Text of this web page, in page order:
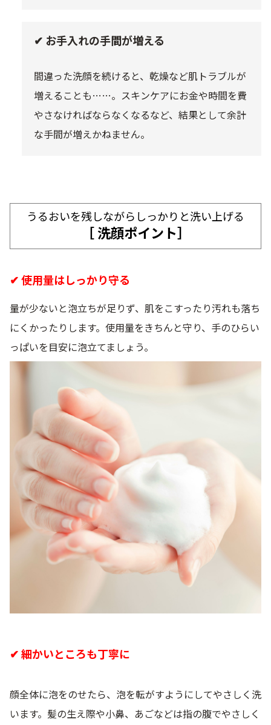
✔ お手入れの手間が増える
間違った洗顔を続けると、乾燥など肌トラブルが
増えることも……。スキンケアにお金や時間を費
やさなければならなくなるなど、結果として余計
な手間が増えかねません。
うるおいを残しながらしっかりと洗い上げる
［ 洗顔ポイント］
✔ 使用量はしっかり守る
量が少ないと泡立ちが足りず、肌をこすったり汚れも落ち
にくかったりします。使用量をきちんと守り、手のひらい
っぱいを目安に泡立てましょう。
✔ 細かいところも丁寧に
顔全体に泡をのせたら、泡を転がすようにしてやさしく洗
います。髪の生え際や小鼻、あごなどは指の腹でやさしく